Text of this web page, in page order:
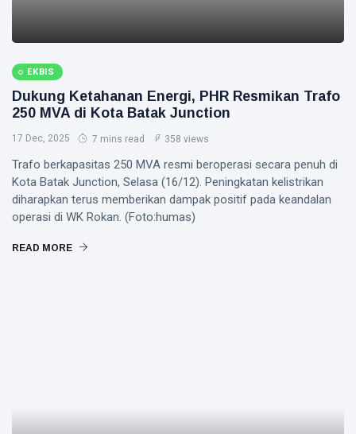
EKBIS
Dukung Ketahanan Energi, PHR Resmikan Trafo
250 MVA di Kota Batak Junction
17 Dec, 2025 7 mins read 358 views
Trafo berkapasitas 250 MVA resmi beroperasi secara penuh di
Kota Batak Junction, Selasa (16/12). Peningkatan kelistrikan
diharapkan terus memberikan dampak positif pada keandalan
operasi di WK Rokan. (Foto:humas)
READ MORE